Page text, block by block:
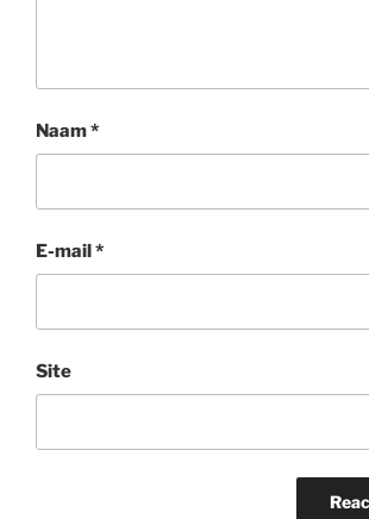
Naam*
E-mail*
Site